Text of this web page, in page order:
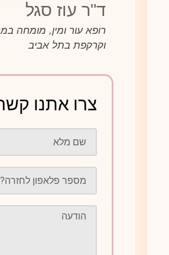
ד"ר עוז סגל
רופא עור ומין, מומחה
וקרקפת בתל אביב
צרו אתנו